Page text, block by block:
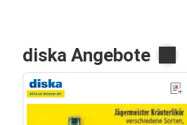
diska Angebote